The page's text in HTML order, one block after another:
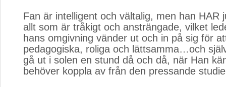
Fan är intelligent och vältalig, men han HAR
allt som är tråkigt och ansträngade, vilket
hans omgivning vänder ut och in på sig för
pedagogiska, roliga och lättsamma…och
gå ut i solen en stund då och då, när Han
behöver koppla av från den pressande